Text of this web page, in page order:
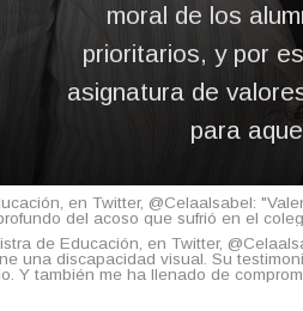
moral de los
prioritarios, y por
asignatura de
para
en Twitter, @CelaaIsabel:
del acoso que sufrió en el
de Educación, en Twitter,
una discapacidad visual. Su
Y también me ha llenado de